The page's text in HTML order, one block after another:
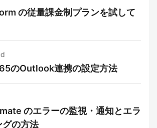
の従量課金制プランを試して
のOutlook連携の設定方法
のエラーの監視・通知とエラ
グの方法